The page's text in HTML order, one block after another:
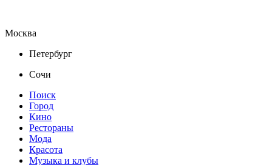
Москва
Петербург
Сочи
Поиск
Город
Кино
Рестораны
Мода
Красота
Музыка и клубы